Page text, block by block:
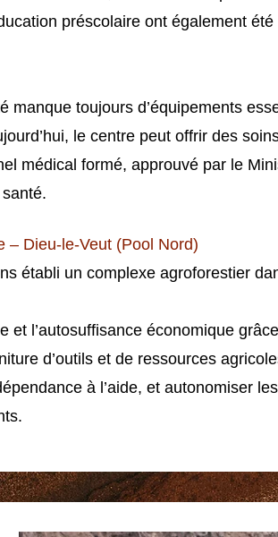
préscolaire ont également
toujours d’équipements
le centre peut offrir des
médical formé, approuvé par le
– Dieu-le-Veut (Pool Nord)
établi un complexe agroforestier
l’autosuffisance économique
d’outils et de ressources
à l’aide, et autonomiser